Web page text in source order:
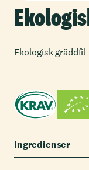
Ekologisk gräddfil
Ingredienser